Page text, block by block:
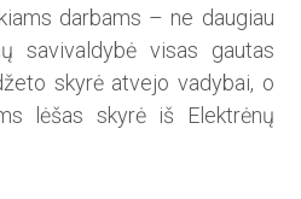
darbams – ne daugiau
savivaldybė visas gautas
skyrė atvejo vadybai, o
lėšas skyrė iš Elektrėnų